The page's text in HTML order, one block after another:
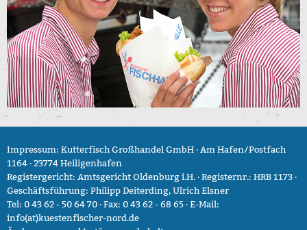
Impressum: Kutterfisch Großhandel GmbH · Am Hafen/Postfach
1164 · 23774 Heiligenhafen
Registergericht: Amtsgericht Oldenburg i.H. · Registernr.: HRB 1173 ·
Geschäftsführung: Philipp Deiterding, Ulrich Elsner
Tel: 0 43 62 - 50 64 70 · Fax: 0 43 62 - 68 65 · E-Mail:
info(at)kuestenfischer-nord.de